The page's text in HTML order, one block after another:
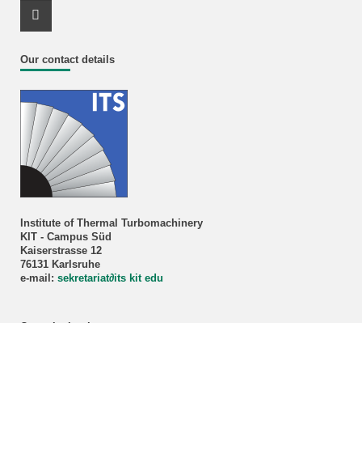
Our contact details
Institute of Thermal Turbomachinery
KIT - Campus Süd
Kaiserstrasse 12
76131 Karlsruhe
e-mail: sekretariat∂its kit edu
Consultation hour
Youtube Profile